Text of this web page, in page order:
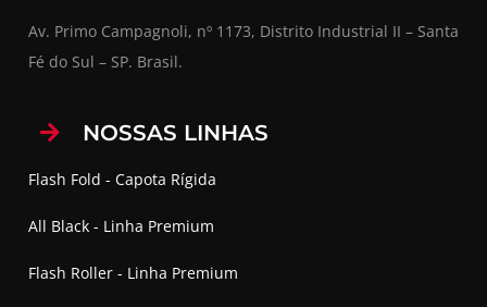
Av. Primo Campagnoli, nº 1173, Distrito Industrial II – Santa
Fé do Sul – SP. Brasil.
NOSSAS LINHAS
Flash Fold - Capota Rígida
All Black - Linha Premium
Flash Roller - Linha Premium